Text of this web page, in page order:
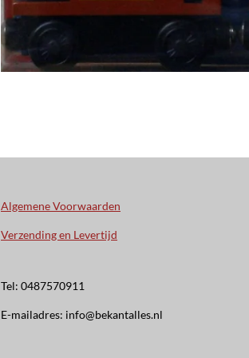
Algemene Voorwaarden
Verzending en Levertijd
Tel: 0487570911
E-mailadres: info@bekantalles.nl